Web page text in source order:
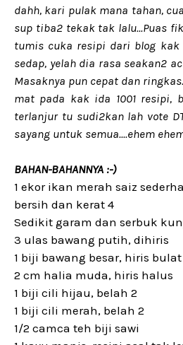
dahh, kari pulak mana tahan,
sup tiba2 tekak tak lalu...Puas
tumis cuka resipi dari blog
sedap, yelah dia rasa seakan2
Masaknya pun cepat dan
mat pada kak ida 1001 resipi,
terlanjur tu sudi2kan lah vote
sayang untuk semua....ehem
BAHAN-BAHANNYA :-)
1 ekor ikan merah saiz
bersih dan kerat 4
Sedikit garam dan serbuk
3 ulas bawang putih, dihiris
1 biji bawang besar, hiris bulat
2 cm halia muda, hiris halus
1 biji cili hijau, belah 2
1 biji cili merah, belah 2
1/2 camca teh biji sawi